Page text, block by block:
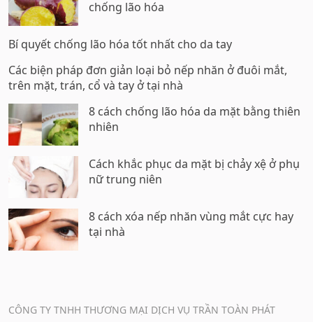
chống lão hóa
Bí quyết chống lão hóa tốt nhất cho da tay
Các biện pháp đơn giản loại bỏ nếp nhăn ở đuôi mắt,
trên mặt, trán, cổ và tay ở tại nhà
8 cách chống lão hóa da mặt bằng thiên
nhiên
Cách khắc phục da mặt bị chảy xệ ở phụ
nữ trung niên
8 cách xóa nếp nhăn vùng mắt cực hay
tại nhà
CÔNG TY TNHH THƯƠNG MẠI DỊCH VỤ TRẦN TOÀN PHÁT